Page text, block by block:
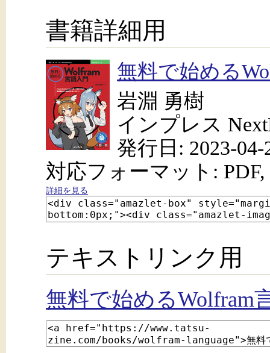
書籍詳細用
無料で始める
岩淵 勇樹
インプレス
発行日: 2023-04-
対応フォーマット: PDF,
詳細を見る
テキストリンク用
無料で始めるWolfram